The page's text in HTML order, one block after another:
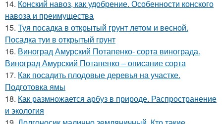
14. Конский навоз, как удобрение. Особенности конского
навоза и преимущества
15. Туя посадка в открытый грунт летом и весной.
Посадка туи в открытый грунт
16. Виноград Амурский Потапенко- сорта винограда.
Виноград Амурский Потапенко – описание сорта
17. Как посадить плодовые деревья на участке.
Подготовка ямы
18. Как размножается арбуз в природе. Распространение
и экология